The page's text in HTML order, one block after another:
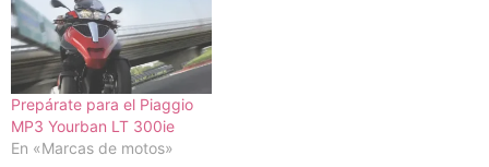
Prepárate para el Piaggio
MP3 Yourban LT 300ie
En «Marcas de motos»